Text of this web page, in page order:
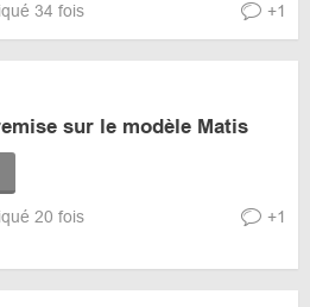
34 fois +1
sur le modèle Matis
20 fois +1